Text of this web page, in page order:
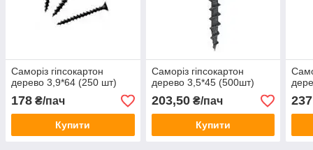
Саморіз гіпсокартон
дерево 3,9*64 (250 шт)
178 ₴/пач
Купити
Саморіз гіпсокартон
дерево 3,5*45 (500шт)
203,50₴/пач
Купити
237